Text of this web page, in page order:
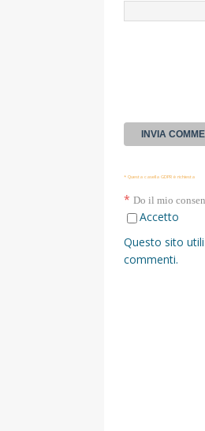
* Questa casella GDPR è richiesta
* Do il mio
Accetto
Questo sito
commenti.